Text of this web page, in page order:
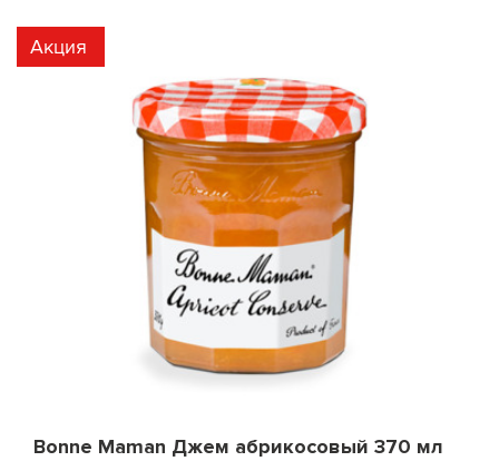
Акция
Bonne Maman Джем абрикосовый 370 мл